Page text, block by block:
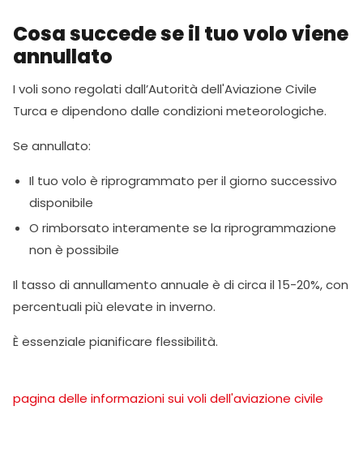
Cosa succede se il tuo volo viene
annullato
I voli sono regolati dall’Autorità dell'Aviazione Civile
Turca e dipendono dalle condizioni meteorologiche.
Se annullato:
Il tuo volo è riprogrammato per il giorno successivo
disponibile
O rimborsato interamente se la riprogrammazione
non è possibile
Il tasso di annullamento annuale è di circa il 15-20%, con
percentuali più elevate in inverno.
È essenziale pianificare flessibilità.
pagina delle informazioni sui voli dell'aviazione civile